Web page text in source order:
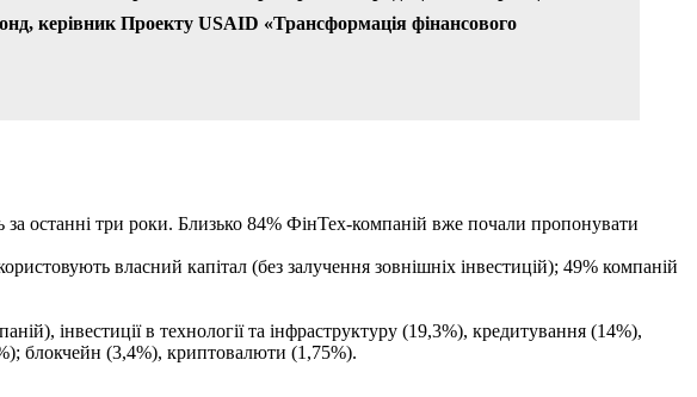
керівник Проекту USAID «Трансформація фінансового
за останні три роки. Близько 84% ФінТех-компаній вже почали пропонувати
власний капітал (без залучення зовнішніх інвестицій); 49% компаній
інвестиції в технології та інфраструктуру (19,3%), кредитування (14%),
блокчейн (3,4%), криптовалюти (1,75%).